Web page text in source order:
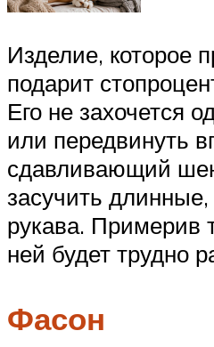
Изделие, которое
подарит
Его не захочется
или передвинуть
сдавливающий
засучить
рукава. Примерив
ней будет трудно
Фасон